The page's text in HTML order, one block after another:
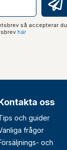
så accepterar du
här
oss
och guider
frågor
och